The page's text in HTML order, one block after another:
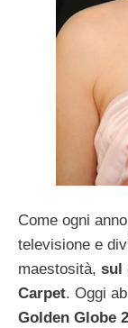
Come ogni
televisione e
maestosità, sul
Carpet. Oggi
Golden Globe